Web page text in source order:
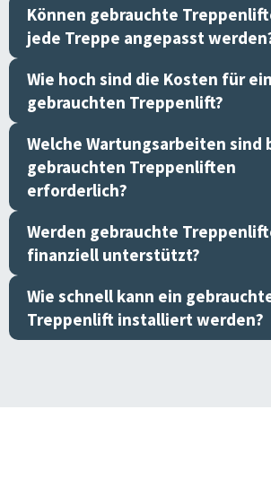
Können gebrauchte
jede Treppe angepasst
Wie hoch sind die Kosten für
gebrauchten Treppenlift?
Welche Wartungsarbeiten sind
gebrauchten Treppenliften
erforderlich?
Werden gebrauchte
finanziell unterstützt?
Wie schnell kann ein
Treppenlift installiert werden?